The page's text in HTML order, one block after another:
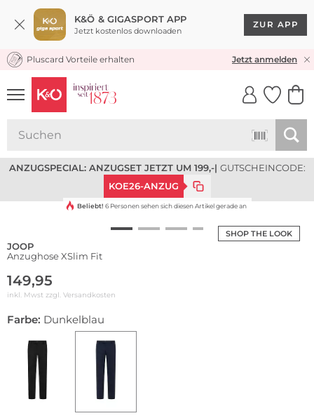
K&Ö & GIGASPORT APP
Jetzt kostenlos downloaden
ZUR APP
KOSTENLOSER VERSAND* & RÜCKVERSAND
Pluscard Vorteile erhalten Jetzt anmelden
UNSERE APP
CLICK &
ANZUGSPECIAL: ANZUGSET JETZT UM 199,-| GUTSCHEINCODE:
KOE26-ANZUG
SHOP THE LOOK
Beliebt! 6 Personen sehen sich diesen Artikel gerade an
JOOP
Anzughose XSlim Fit
149,95
inkl. Mwst zzgl. Versandkosten
Farbe: Dunkelblau